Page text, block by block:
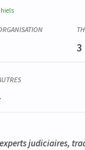
3
judiciaires,